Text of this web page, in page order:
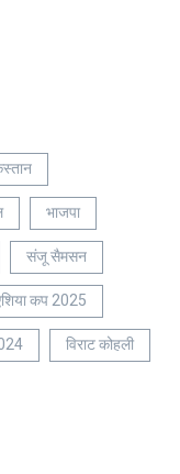
भाजपा
संजू सैमसन
कप 2025
विराट कोहली